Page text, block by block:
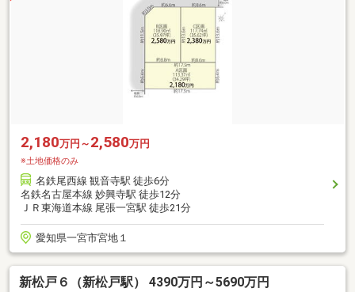
2,180万円～ 2,580万円
※土地価格のみ
名鉄尾西線 観音寺駅 徒歩6分
名鉄名古屋本線 妙興寺駅 徒歩12分
ＪＲ東海道本線 尾張一宮駅 徒歩21分
愛知県一宮市宮地１
新松戸６（新松戸駅） 4390万円～5690万円